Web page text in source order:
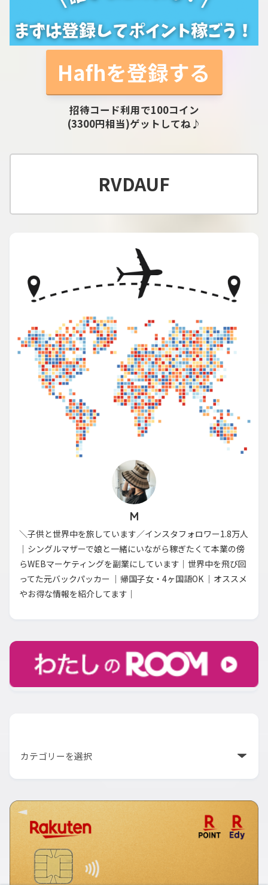
Hafhを登録する
招待コード利用で100コイン
(3300円相当)ゲットしてね♪
RVDAUF
M
＼子供と世界中を旅しています／インスタフォロワー1.8万人
｜シングルマザーで娘と一緒にいながら稼ぎたくて本業の傍
らWEBマーケティングを副業にしています｜世界中を飛び回
ってた元バックパッカー ｜帰国子女・4ヶ国語OK ｜オススメ
やお得な情報を紹介してます｜